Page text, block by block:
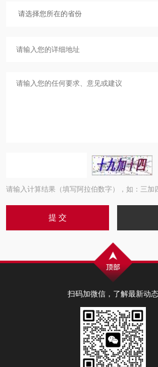
请输入计算结果（填写阿拉伯数字），如：三加
扫码加微信，了解最新动态